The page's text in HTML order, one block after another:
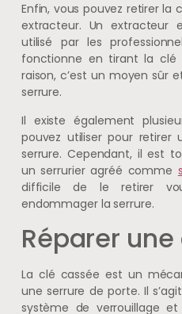
Enfin, vous pouvez retirer la
extracteur. Un extracteur
utilisé par les
fonctionne en tirant la clé
raison, c’est un moyen sûr
serrure.
Il existe également
pouvez utiliser pour retirer
serrure. Cependant, il est
un serrurier agréé comme
difficile de le retirer
endommager la serrure.
Réparer
La clé cassée est un
une serrure de porte. Il
système de verrouillage